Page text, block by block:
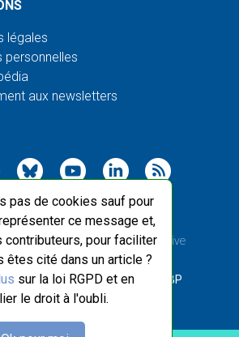
pas de cookies sauf pour
ce message et,
contributeurs, pour faciliter
êtes cité dans un article ?
sur la loi RGPD et en
le droit à l'oubli.
légales
personnelles
aux newsletters
Agence Bretagne Presse, sauf Creative
Commons
:Breizhek Studio , Back-end : ABP